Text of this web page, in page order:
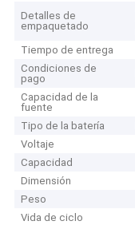
Detalles de
empaquetado
Tiempo de entrega
Condiciones de
pago
Capacidad de la
fuente
Tipo de la batería
Voltaje
Capacidad
Dimensión
Peso
Vida de ciclo